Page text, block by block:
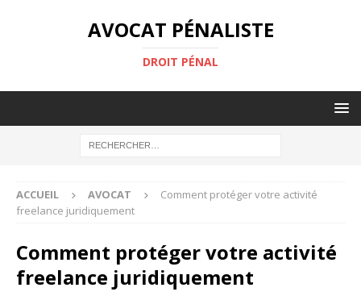
AVOCAT PÉNALISTE
DROIT PÉNAL
ACCUEIL AVOCAT
Comment protéger votre activité
freelance juridiquement
Comment protéger votre activité
freelance juridiquement